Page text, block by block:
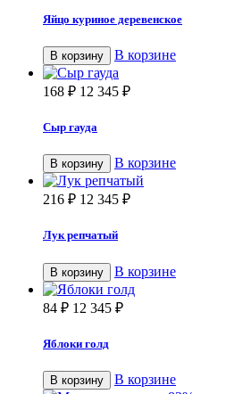
Яйцо куриное деревенское
В корзину В корзине
168 ₽ 12 345 ₽
Сыр гауда
В корзину В корзине
216 ₽ 12 345 ₽
Лук репчатый
В корзину В корзине
84 ₽ 12 345 ₽
Яблоки голд
В корзину В корзине